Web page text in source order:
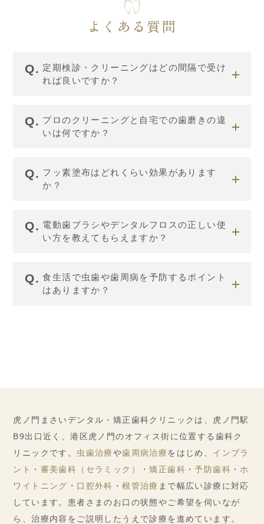
よくある質問
定期検診・クリーニングはどの間隔で受け
れば良いですか？
プロのクリーニングと自宅での歯磨きの違
いは何ですか？
フッ素塗布はどれくらい効果があります
か？
電動歯ブラシやデンタルフロスの正しい使
い方を教えてもらえますか？
食生活で虫歯や歯周病を予防するポイント
はありますか？
虎ノ門まさいデンタル・矯正歯科クリニックは、虎ノ門駅
B9出口近く、港区虎ノ門のオフィス街に位置する歯科ク
リニックです。 虫歯治療や歯周病治療をはじめ、 インプラ
ント
・ 審美歯科（セラミック） ・矯正歯科 ・予防歯科 ・ ホ
ワイトニング ・ 口腔外科 ・根管治療 まで幅広い診療に対応
しています。患者さまのお口の状態やご希望を伺いなが
ら、治療内容をご説明したうえで診療を進めています。